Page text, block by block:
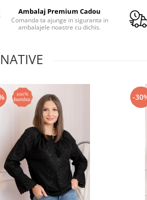
Ambalaj Premium Cadou
Comanda ta ajunge in siguranta in
ambalajele noastre cu dichis.
-